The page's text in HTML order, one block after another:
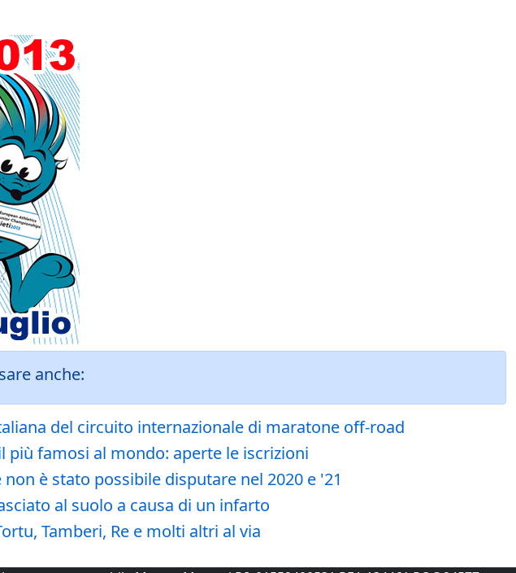
anche:
del circuito internazionale di maratone off-road
famosi al mondo: aperte le iscrizioni
è stato possibile disputare nel 2020 e '21
al suolo a causa di un infarto
Tamberi, Re e molti altri al via